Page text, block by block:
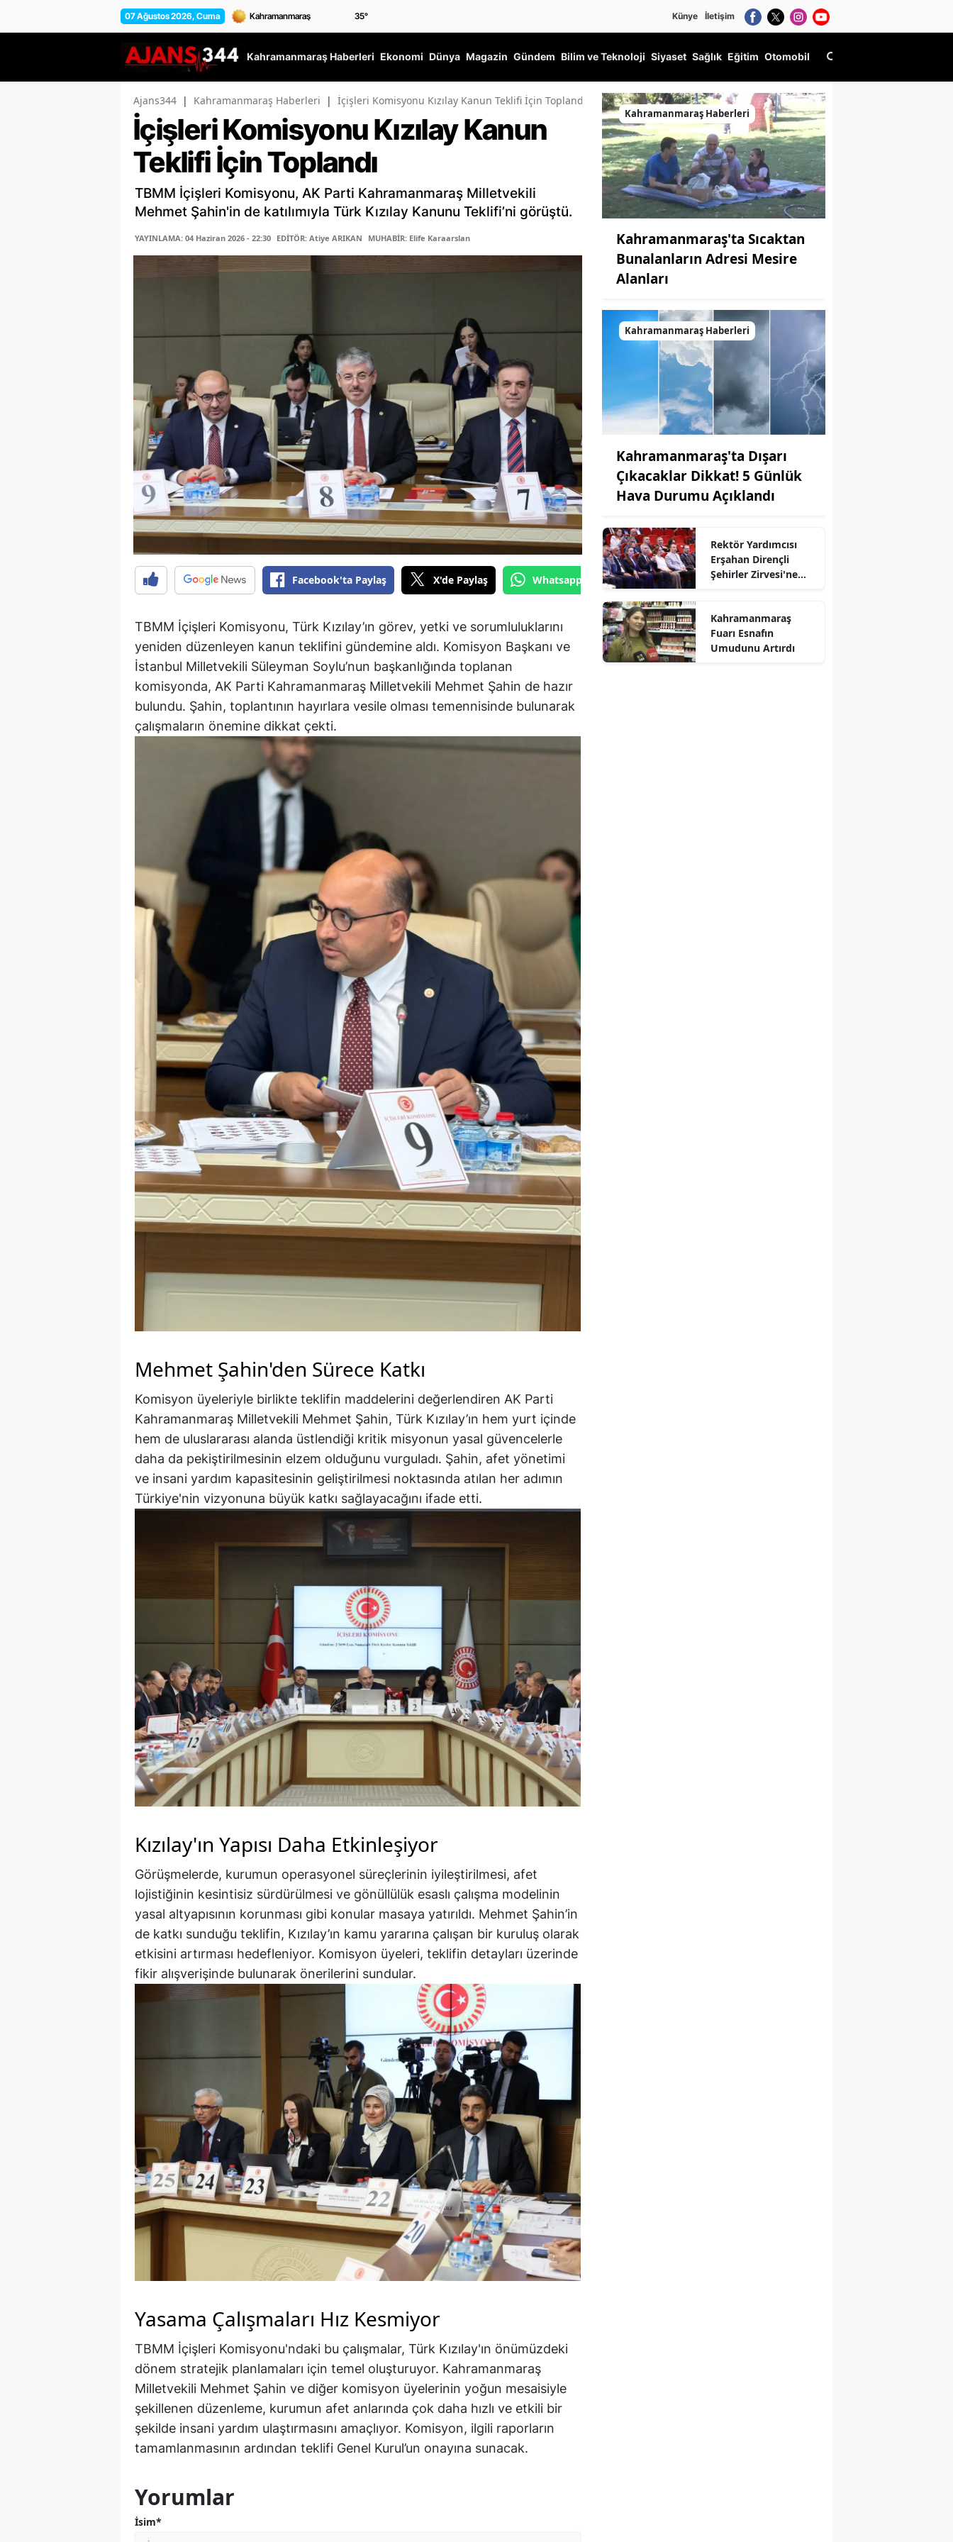
07 Ağustos 2026, Cuma 35° Künye İletişim
Kahramanmaraş Haberleri Ekonomi Dünya Magazin Gündem Bilim ve Teknoloji Siyaset Sağlık Eğitim Otomobil
Ajans344 | Kahramanmaraş Haberleri | İçişleri Komisyonu Kızılay Kanun Teklifi İçin Toplandı
İçişleri Komisyonu Kızılay Kanun
Teklifi İçin Toplandı
TBMM İçişleri Komisyonu, AK Parti Kahramanmaraş Milletvekili
Mehmet Şahin'in de katılımıyla Türk Kızılay Kanunu Teklifi’ni görüştü.
YAYINLAMA: 04 Haziran 2026 - 22:30 EDİTÖR: Atiye ARIKAN MUHABİR: Elife Karaarslan
Facebook'ta Paylaş X'de Paylaş Whatsapp'tan Gönder
TBMM İçişleri Komisyonu, Türk Kızılay’ın görev, yetki ve sorumluluklarını
yeniden düzenleyen kanun teklifini gündemine aldı. Komisyon Başkanı ve
İstanbul Milletvekili Süleyman Soylu’nun başkanlığında toplanan
komisyonda, AK Parti Kahramanmaraş Milletvekili Mehmet Şahin de hazır
bulundu. Şahin, toplantının hayırlara vesile olması temennisinde bulunarak
çalışmaların önemine dikkat çekti.
Mehmet Şahin'den Sürece Katkı
Komisyon üyeleriyle birlikte teklifin maddelerini değerlendiren AK Parti
Kahramanmaraş Milletvekili Mehmet Şahin, Türk Kızılay’ın hem yurt içinde
hem de uluslararası alanda üstlendiği kritik misyonun yasal güvencelerle
daha da pekiştirilmesinin elzem olduğunu vurguladı. Şahin, afet yönetimi
ve insani yardım kapasitesinin geliştirilmesi noktasında atılan her adımın
Türkiye'nin vizyonuna büyük katkı sağlayacağını ifade etti.
Kızılay'ın Yapısı Daha Etkinleşiyor
Görüşmelerde, kurumun operasyonel süreçlerinin iyileştirilmesi, afet
lojistiğinin kesintisiz sürdürülmesi ve gönüllülük esaslı çalışma modelinin
yasal altyapısının korunması gibi konular masaya yatırıldı. Mehmet Şahin’in
de katkı sunduğu teklifin, Kızılay’ın kamu yararına çalışan bir kuruluş olarak
etkisini artırması hedefleniyor. Komisyon üyeleri, teklifin detayları üzerinde
fikir alışverişinde bulunarak önerilerini sundular.
Yasama Çalışmaları Hız Kesmiyor
TBMM İçişleri Komisyonu'ndaki bu çalışmalar, Türk Kızılay'ın önümüzdeki
dönem stratejik planlamaları için temel oluşturuyor. Kahramanmaraş
Milletvekili Mehmet Şahin ve diğer komisyon üyelerinin yoğun mesaisiyle
şekillenen düzenleme, kurumun afet anlarında çok daha hızlı ve etkili bir
şekilde insani yardım ulaştırmasını amaçlıyor. Komisyon, ilgili raporların
tamamlanmasının ardından teklifi Genel Kurul’un onayına sunacak.
Yorumlar
İsim*
Kahramanmaraş Haberleri
Kahramanmaraş'ta Sıcaktan
Bunalanların Adresi Mesire
Alanları
Kahramanmaraş Haberleri
Kahramanmaraş'ta Dışarı
Çıkacaklar Dikkat! 5 Günlük
Hava Durumu Açıklandı
Rektör Yardımcısı
Erşahan Dirençli
Şehirler Zirvesi'ne
Kahramanmaraş
Fuarı Esnafın
Umudunu Artırdı